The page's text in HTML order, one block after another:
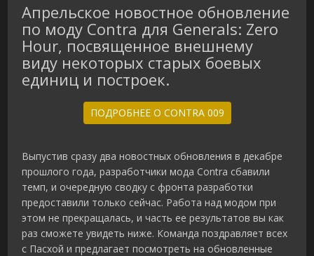
Апрельское новостное обновление
по моду Contra для Generals: Zero
Hour, посвященное внешнему
виду некоторых старых боевых
единиц и построек.
ПОДРОБНЕЕ О CONTRA 009
Выпустив сразу два новостных обновления в декабре
прошлого года, разработчики мода Contra сбавили
темп, и очередную сводку с фронта разработки
предоставили только сейчас. Работа над модом при
этом не прекращалась, и часть ее результатов вы как
раз сможете увидеть ниже. Команда поздравляет всех
с Пасхой и предлагает посмотреть на обновленные